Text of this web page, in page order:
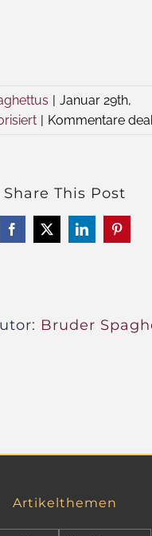
| Januar 29th,
| Kommentare
Share This Post
Facebook
X LinkedInPinterest
Bruder
Artikelthemen